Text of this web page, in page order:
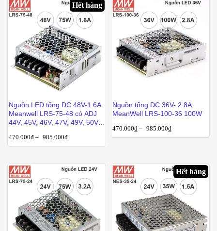
Hết hàng
Nguồn LED tổng DC 48V-1.6A
Meanwell LRS-75-48 có ADJ
44V, 45V, 46V, 47V, 49V, 50V,
470.000₫ – 985.000₫
Nguồn tổng DC 36V- 2.8A
MeanWell LRS-100-36 100W
470.000₫ – 985.000₫
Hết hàng